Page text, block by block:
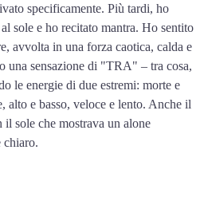
specificamente. Più tardi, ho
sole e ho recitato mantra. Ho sentito
avvolta in una forza caotica, calda e
una sensazione di "TRA" – tra cosa,
le energie di due estremi: morte e
alto e basso, veloce e lento. Anche il
sole che mostrava un alone
chiaro.